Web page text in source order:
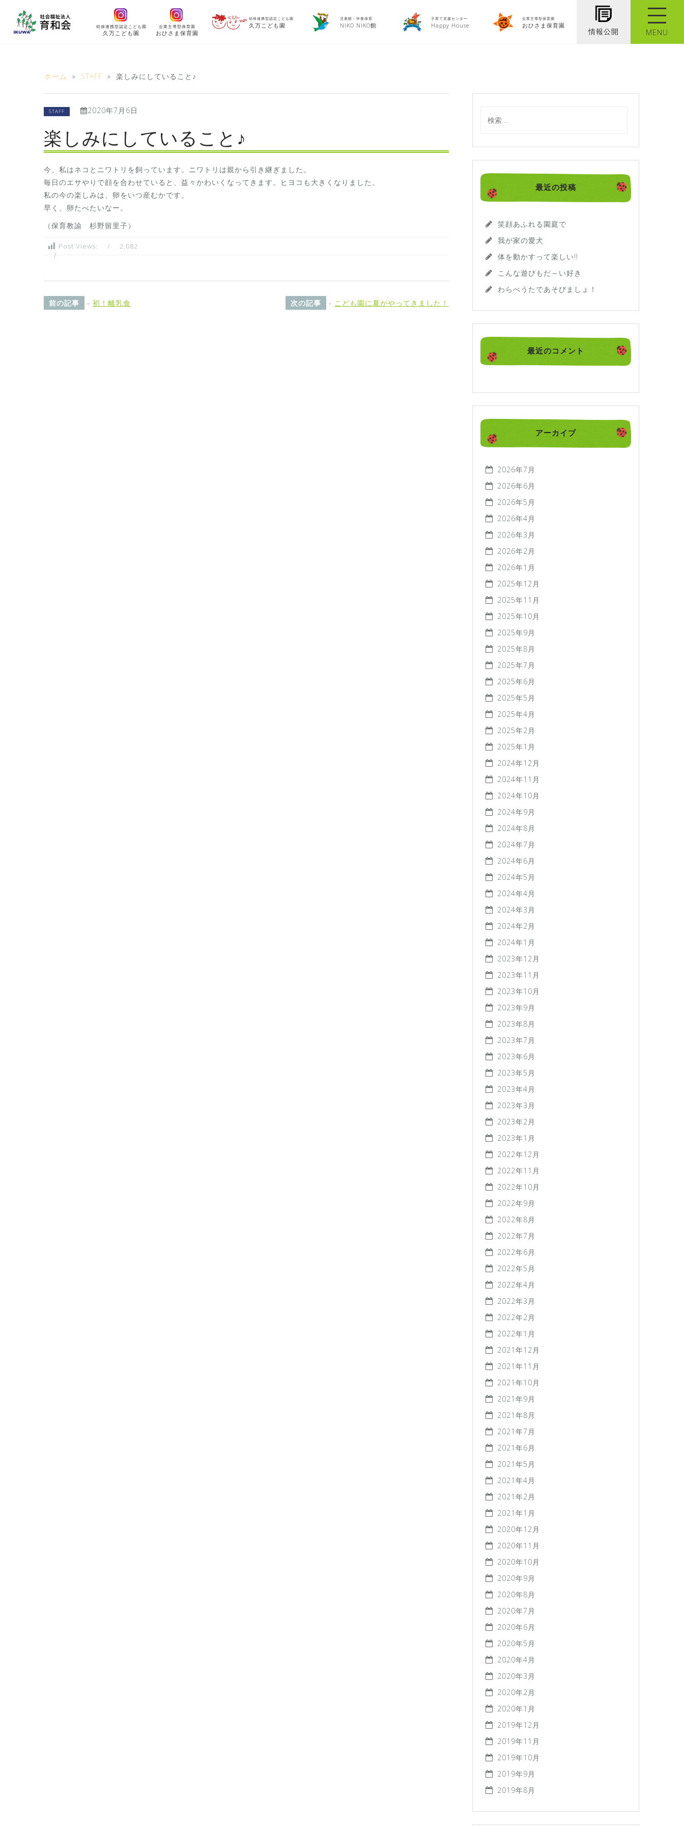
幼保連携型認定こども園
久万こども園
企業主導型保育園
おひさま保育園
幼保連携型認定こども園
久万こども園
児童館・学童保育
NIKO NIKO館
子育て支援センター
Happy House
企業主導型保育園
おひさま保育園
情報公開 MENU
ホーム » STAFF » 楽しみにしていること♪
STAFF 2020年7月6日
楽しみにしていること♪
今、私はネコとニワトリを飼っています。ニワトリは親から引き継ぎました。
毎日のエサやりで顔を合わせていると、益々かわいくなってきます。ヒヨコも大きくなりました。
私の今の楽しみは、卵をいつ産むかです。
早く、卵たべたいなー。
（保育教諭 杉野留里子）
Post Views: 2,082
前の記事 - 初！離乳食 次の記事 - こども園に夏がやってきました！
最近の投稿
笑顔あふれる園庭で
我が家の愛犬
体を動かすって楽しい!!
こんな遊びもだ～い好き
わらべうたであそびましょ！
最近のコメント
アーカイブ
2026年7月
2026年6月
2026年5月
2026年4月
2026年3月
2026年2月
2026年1月
2025年12月
2025年11月
2025年10月
2025年9月
2025年8月
2025年7月
2025年6月
2025年5月
2025年4月
2025年2月
2025年1月
2024年12月
2024年11月
2024年10月
2024年9月
2024年8月
2024年7月
2024年6月
2024年5月
2024年4月
2024年3月
2024年2月
2024年1月
2023年12月
2023年11月
2023年10月
2023年9月
2023年8月
2023年7月
2023年6月
2023年5月
2023年4月
2023年3月
2023年2月
2023年1月
2022年12月
2022年11月
2022年10月
2022年9月
2022年8月
2022年7月
2022年6月
2022年5月
2022年4月
2022年3月
2022年2月
2022年1月
2021年12月
2021年11月
2021年10月
2021年9月
2021年8月
2021年7月
2021年6月
2021年5月
2021年4月
2021年2月
2021年1月
2020年12月
2020年11月
2020年10月
2020年9月
2020年8月
2020年7月
2020年6月
2020年5月
2020年4月
2020年3月
2020年2月
2020年1月
2019年12月
2019年11月
2019年10月
2019年9月
2019年8月